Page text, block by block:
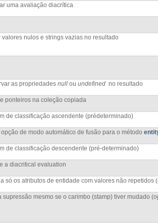
uma avaliação diacrítica
valores nulos e strings vazias no resultado
as propriedades null ou undefined no resultado
ponteiros na coleção copiada
de classificação ascendente (prédeterminado)
de modo automático de fusão para o método
de classificação descendente (pré-determinado)
a diacritical evaluation
só os atributos de entidade com valores não repetidos
supressão mesmo se o carimbo (stamp) tiver mudado